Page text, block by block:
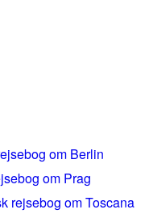
om Berlin
om Prag
rejsebog om Toscana